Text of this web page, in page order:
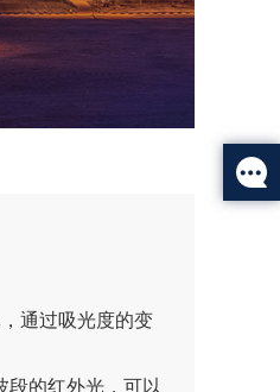
通过吸光度的变